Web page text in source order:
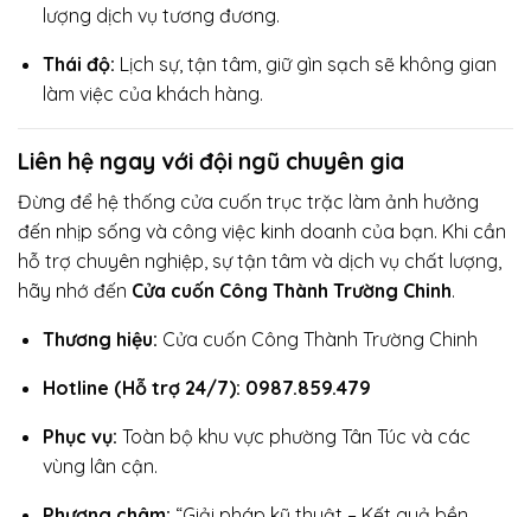
lượng dịch vụ tương đương.
Thái độ: Lịch sự, tận tâm, giữ gìn sạch sẽ không gian
làm việc của khách hàng.
Liên hệ ngay với đội ngũ chuyên gia
Đừng để hệ thống cửa cuốn trục trặc làm ảnh hưởng
đến nhịp sống và công việc kinh doanh của bạn. Khi cần
hỗ trợ chuyên nghiệp, sự tận tâm và dịch vụ chất lượng,
hãy nhớ đến Cửa cuốn Công Thành Trường Chinh.
Thương hiệu: Cửa cuốn Công Thành Trường Chinh
Hotline (Hỗ trợ 24/7): 0987.859.479
Phục vụ: Toàn bộ khu vực phường Tân Túc và các
vùng lân cận.